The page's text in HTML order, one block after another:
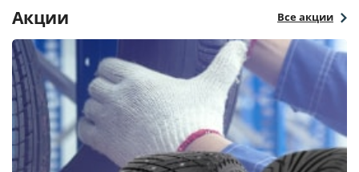
Акции Все акции